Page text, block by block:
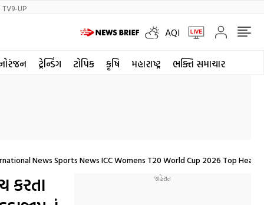
TV9-UP
AQI
ટ્રેન્ડિંગ ટોપિક કૃષિ મહારાષ્ટ્ર ભક્તિ સમાચાર
News Sports News ICC Womens T20 World Cup 2026 Top
કરતા